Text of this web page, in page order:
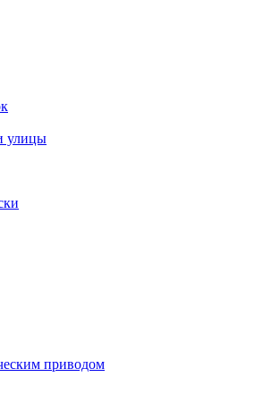
улицы
приводом